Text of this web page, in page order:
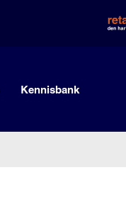
Kennisbank